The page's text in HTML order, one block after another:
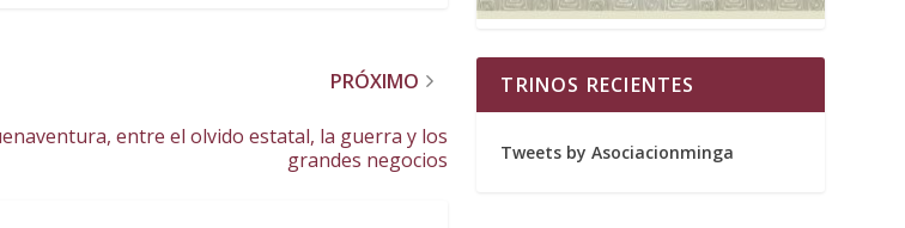
PRÓXIMO
entre el olvido estatal, la guerra y los
grandes negocios
TRINOS RECIENTES
Tweets by Asociacionminga